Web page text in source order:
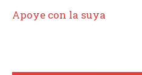
Apoye con la suya